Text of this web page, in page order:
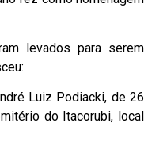
levados para serem
Luiz Podiacki, de 26
do Itacorubi, local